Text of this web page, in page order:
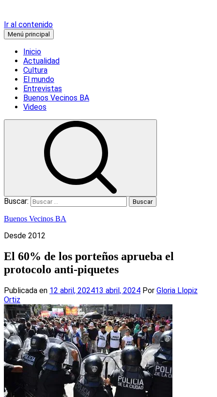
Ir al contenido
Menú principal
Inicio
Actualidad
Cultura
El mundo
Entrevistas
Buenos Vecinos BA
Videos
Buscar:
Buenos Vecinos BA
Desde 2012
El 60% de los porteños aprueba el
protocolo anti-piquetes
Publicada en 12 abril, 202413 abril, 2024 Por Gloria Llopiz
Ortiz